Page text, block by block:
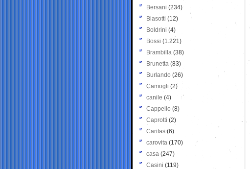
Bersani (234)
Biasotti (12)
Boldrini (4)
Bossi (1.221)
Brambilla (38)
Brunetta (83)
Burlando (26)
Camogli (2)
canile (4)
Cappello (8)
Caprotti (2)
Caritas (6)
carovita (170)
casa (247)
Casini (119)